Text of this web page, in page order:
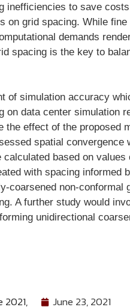
inefficiencies to save
on grid spacing. While
demands
spacing is the key to
of simulation accuracy
on data center simulation
the effect of the proposed
spatial convergence
based on values
with spacing informed
coarsened non-conformal
A further study would
unidirectional
2021, June 23, 2021